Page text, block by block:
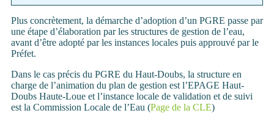
Plus concrètement, la démarche d’adoption d’un PGRE passe par
une étape d’élaboration par les structures de gestion de l’eau,
avant d’être adopté par les instances locales puis approuvé par le
Préfet.
Dans le cas précis du PGRE du Haut-Doubs, la structure en
charge de l’animation du plan de gestion est l’EPAGE Haut-
Doubs Haute-Loue et l’instance locale de validation et de suivi
est la Commission Locale de l’Eau (Page de la CLE)